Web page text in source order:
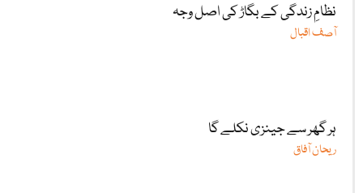
نظامِ زندگی کے بگاڑ کی اصل وجہ
آصف اقبال
ہر گھر سے جینزی نکلے گا
ریحان آفاق